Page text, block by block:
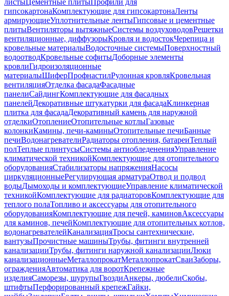
листыЦементные плитыПрофили для
гипсокартонаКомплектующие для гипсокартонаЛенты
армирующиеУплотнительные лентыГипсовые и цементные
плитыВентиляторы вытяжныеСистемы воздуховодовРешетки
вентиляционные, диффузорыКровля и водостокЧерепица и
кровельные материалыВодосточные системыПоверхностный
водоотводКровельные софитыДоборные элементы
кровлиГидроизоляционные
материалыШиферПрофнастилРулонная кровляКровельная
вентиляцияОтделка фасадаФасадные
панелиСайдингКомплектующие для фасадных
панелейДекоративные штукатурки для фасадаКлинкерная
плитка для фасадаДекоративный камень для наружной
отделкиОтоплениеОтопительные котлыГазовые
колонкиКамины, печи-каминыОтопительные печиБанные
печиВодонагревателиРадиаторы отопления, батареиТеплый
полТеплые плинтусыСистемы антиобледененияУправление
климатической техникойКомплектующие для отопительного
оборудованияСтабилизаторы напряженияНасосы
циркуляционныеРегулирующая арматураОтвод и подвод
водыДымоходы и комплектующиеУправление климатической
техникойКомплектующие для радиаторовКомплектующие для
теплого полаТопливо и аксессуары для отопительного
оборудованияКомплектующие для печей, каминовАксессуары
для каминов, печейКомплектующие для отопительных котлов,
водонагревателейКанализацияТросы сантехнические,
вантузыПрочистные машиныТрубы, фитинги внутренней
канализацииТрубы, фитинги наружной канализацииЛюки
канализационныеМеталлопрокатМеталлопрокатСваиЗаборы,
огражденияАвтоматика для воротКрепежные
изделияСаморезы, шурупыГвоздиАнкеры, дюбелиСкобы,
штифтыПерфорированный крепежГайки,